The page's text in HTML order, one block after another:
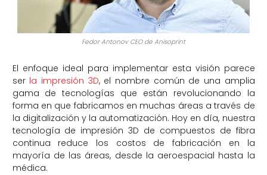
Fedor Antonov CEO de Anisoprint
El enfoque ideal para implementar esta visión parece
ser la impresión 3D, el nombre común de una amplia
gama de tecnologías que están revolucionando la
forma en que fabricamos en muchas áreas a través de
la digitalización y la automatización. Hoy en día, nuestra
tecnología de impresión 3D de compuestos de fibra
continua reduce los costos de fabricación en la
mayoría de las áreas, desde la aeroespacial hasta la
médica.